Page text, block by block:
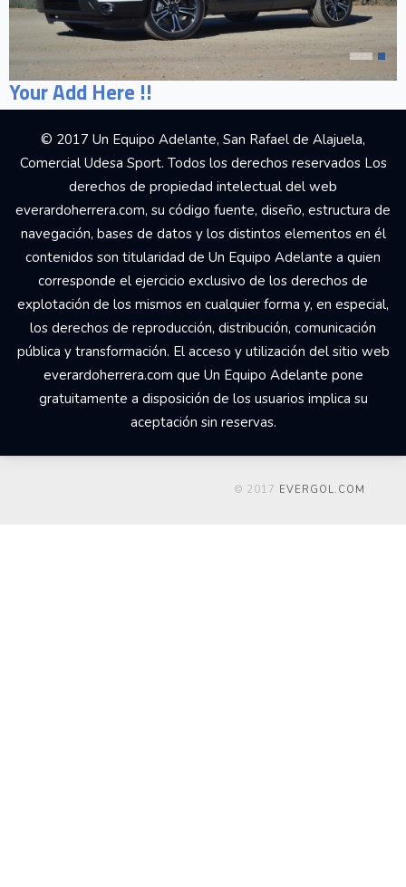
Your Add Here !!
© 2017 Un Equipo Adelante, San Rafael de Alajuela,
Comercial Udesa Sport. Todos los derechos reservados Los
derechos de propiedad intelectual del web
everardoherrera.com, su código fuente, diseño, estructura de
navegación, bases de datos y los distintos elementos en él
contenidos son titularidad de Un Equipo Adelante a quien
corresponde el ejercicio exclusivo de los derechos de
explotación de los mismos en cualquier forma y, en especial,
los derechos de reproducción, distribución, comunicación
pública y transformación. El acceso y utilización del sitio web
everardoherrera.com que Un Equipo Adelante pone
gratuitamente a disposición de los usuarios implica su
aceptación sin reservas.
© 2017 EVERGOL.COM